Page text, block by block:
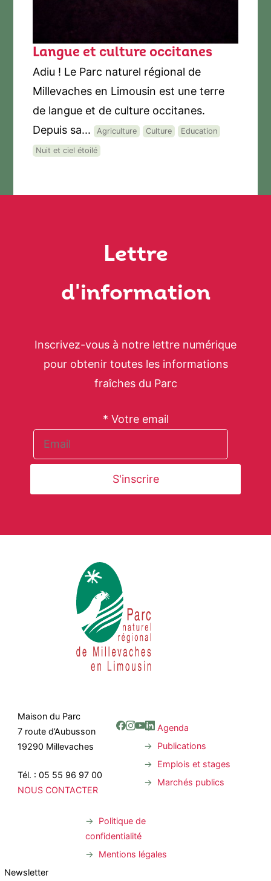
Langue et culture occitanes
Adiu ! Le Parc naturel régional de
Millevaches en Limousin est une terre
de langue et de culture occitanes.
Depuis sa... Agriculture Culture Education
Nuit et ciel étoilé
Lettre
d'information
Inscrivez-vous à notre lettre numérique
pour obtenir toutes les informations
fraîches du Parc
* Votre email
Maison du Parc
7 route d’Aubusson
19290 Millevaches
Tél. : 05 55 96 97 00
NOUS CONTACTER
Agenda
Publications
Emplois et stages
Marchés publics
Politique de
confidentialité
Mentions légales
Newsletter